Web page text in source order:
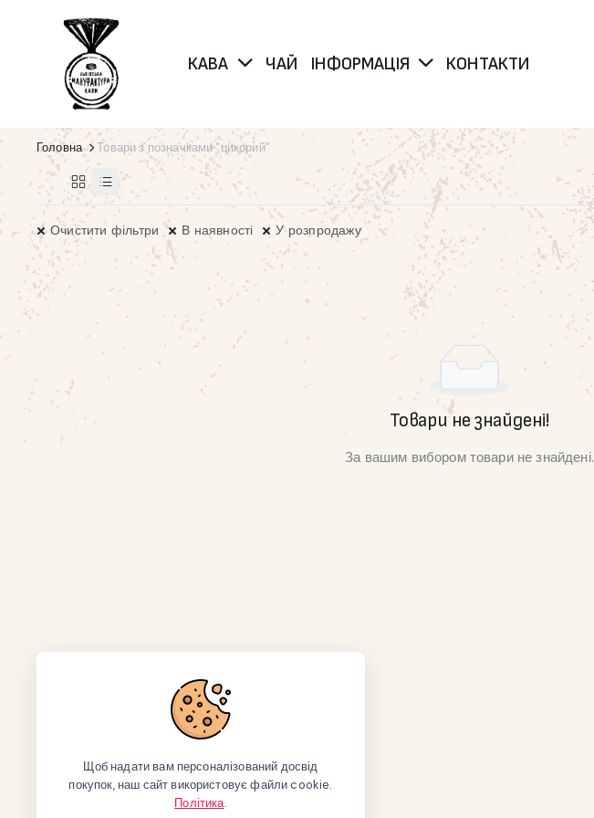
КАВА ЧАЙ ІНФОРМАЦІЯ КОНТАКТИ
Головна Товари з позначками “цикорий”
Очистити фільтри В наявності У розпродажу
Товари не знайдені!
За вашим вибором товари не знайдені.
Щоб надати вам персоналізований досвід
покупок, наш сайт використовує файли cookie.
Політика.